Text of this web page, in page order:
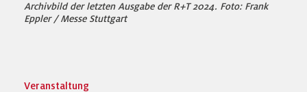
Archivbild der letzten Ausgabe der R+T 2024. Foto: Frank
Eppler / Messe Stuttgart
Veranstaltung